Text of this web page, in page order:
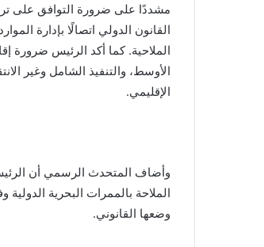
مشددًا على ضرورة التوافق على
القانون الدولي اتصالًا بإدارة
الملاحية. كما أكد الرئيس ضرورة
الأوسط، والتنفيذ الشامل وغير
الإقليمي.
وأضاف المتحدث الرسمي أن
الملاحة بالممرات البحرية
وضعها القانوني.